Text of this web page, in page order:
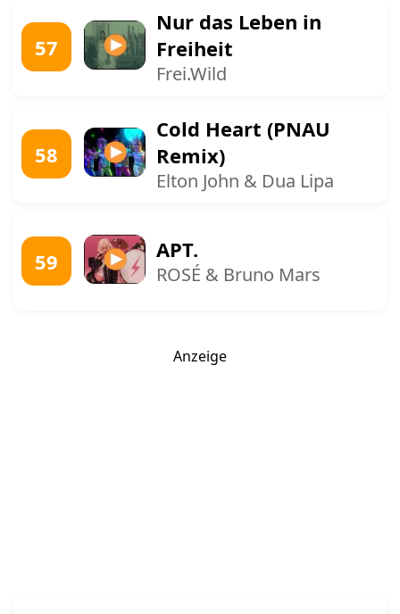
57
Nur das Leben in
Freiheit
Frei.Wild
58
Cold Heart (PNAU
Remix)
Elton John & Dua Lipa
59 APT.
ROSÉ & Bruno Mars
Anzeige